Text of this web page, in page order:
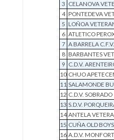
3 CELANOVA
4 PONTEDEVA
5 LOÑOA
6 ATLETICO
7 A BARRELA C.F.V.
8 BARBANTES
9 C.D.V.
10 CHUO
11 SALAMONDE
12 C.D.V. SOBRADO
13 S.D.V.
14 ANTELA
15 CUÑA OLD BOYS
16 A.D.V.